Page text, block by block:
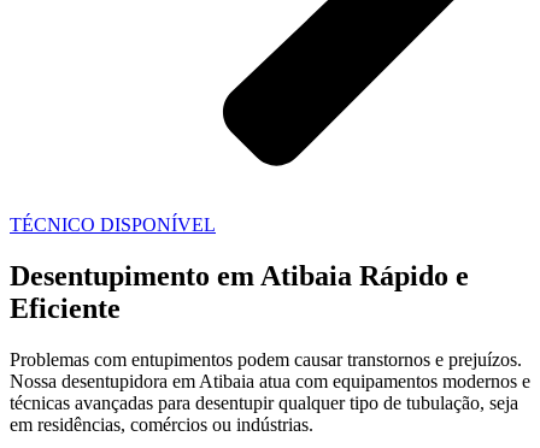
TÉCNICO DISPONÍVEL
Desentupimento em Atibaia Rápido e
Eficiente
Problemas com entupimentos podem causar transtornos e prejuízos.
Nossa desentupidora em Atibaia atua com equipamentos modernos e
técnicas avançadas para desentupir qualquer tipo de tubulação, seja
em residências, comércios ou indústrias.